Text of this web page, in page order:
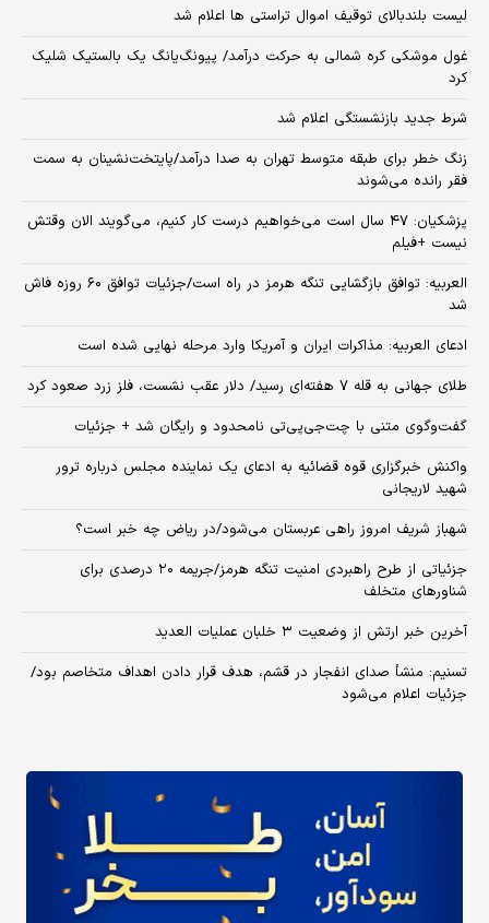
لیست بلندبالای توقیف اموال تراستی ها اعلام شد
غول موشکی کره شمالی به حرکت درآمد/ پیونگ‌یانگ یک بالستیک شلیک
کرد
شرط جدید بازنشستگی اعلام شد
زنگ خطر برای طبقه متوسط تهران به صدا درآمد/پایتخت‌نشینان به سمت
فقر رانده می‌شوند
پزشکیان: ۴۷ سال است می‌خواهیم درست کار کنیم، می‌گویند الان وقتش
نیست +فیلم
العربیه: توافق بازگشایی تنگه هرمز در راه است/جزئیات توافق ۶۰ روزه فاش
شد
ادعای العربیه: مذاکرات ایران و آمریکا وارد مرحله نهایی شده است
طلای جهانی به قله ۷ هفته‌ای رسید/ دلار عقب نشست، فلز زرد صعود کرد
گفت‌وگوی متنی با چت‌جی‌پی‌تی نامحدود و رایگان شد + جزئیات
واکنش خبرگزاری قوه قضائیه به ادعای یک نماینده مجلس درباره ترور
شهید لاریجانی
شهباز شریف امروز راهی عربستان می‌شود/در ریاض چه خبر است؟
جزئیاتی از طرح راهبردی امنیت تنگه هرمز/جریمه ۲۰ درصدی برای
شناورهای متخلف
آخرین خبر ارتش از وضعیت ۳ خلبان عملیات العدید
تسنیم: منشأ صدای انفجار در قشم، هدف قرار دادن اهداف متخاصم بود/
جزئیات اعلام می‌شود